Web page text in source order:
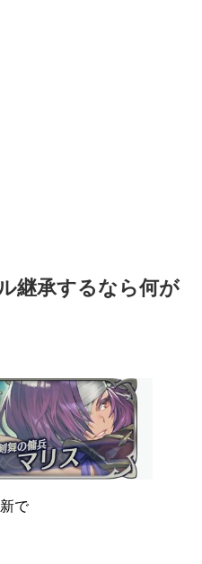
継承するなら何が
で